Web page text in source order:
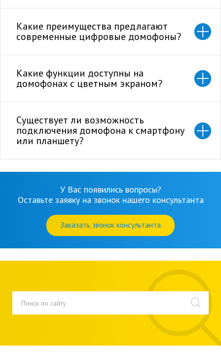
Какие преимущества предлагают
современные цифровые домофоны?
Какие функции доступны на
домофонах с цветным экраном?
Существует ли возможность
подключения домофона к смартфону
или планшету?
У Вас появились вопросы?
Оставьте заявку на звонок нашего консультанта
Заказать звонок консультанта